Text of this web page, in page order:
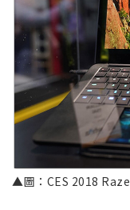
▲圖：CES 2018